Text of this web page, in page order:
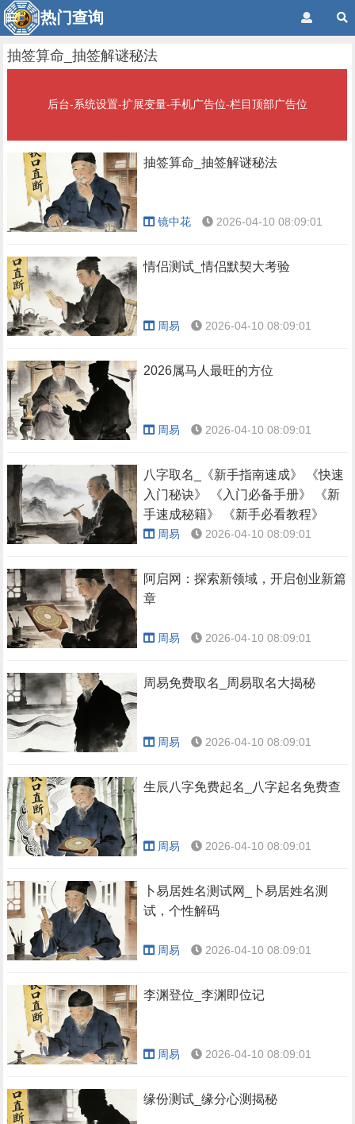
热门查询
抽签算命_抽签解谜秘法
后台-系统设置-扩展变量-手机广告位-栏目顶部广告位
抽签算命_抽签解谜秘法
镜中花 2026-04-10 08:09:01
情侣测试_情侣默契大考验
周易 2026-04-10 08:09:01
2026属马人最旺的方位
周易 2026-04-10 08:09:01
八字取名_《新手指南速成》 《快速
入门秘诀》 《入门必备手册》 《新
手速成秘籍》 《新手必看教程》
周易 2026-04-10 08:09:01
阿启网：探索新领域，开启创业新篇
章
周易 2026-04-10 08:09:01
周易免费取名_周易取名大揭秘
周易 2026-04-10 08:09:01
生辰八字免费起名_八字起名免费查
周易 2026-04-10 08:09:01
卜易居姓名测试网_卜易居姓名测
试，个性解码
周易 2026-04-10 08:09:01
李渊登位_李渊即位记
周易 2026-04-10 08:09:01
缘份测试_缘分心测揭秘